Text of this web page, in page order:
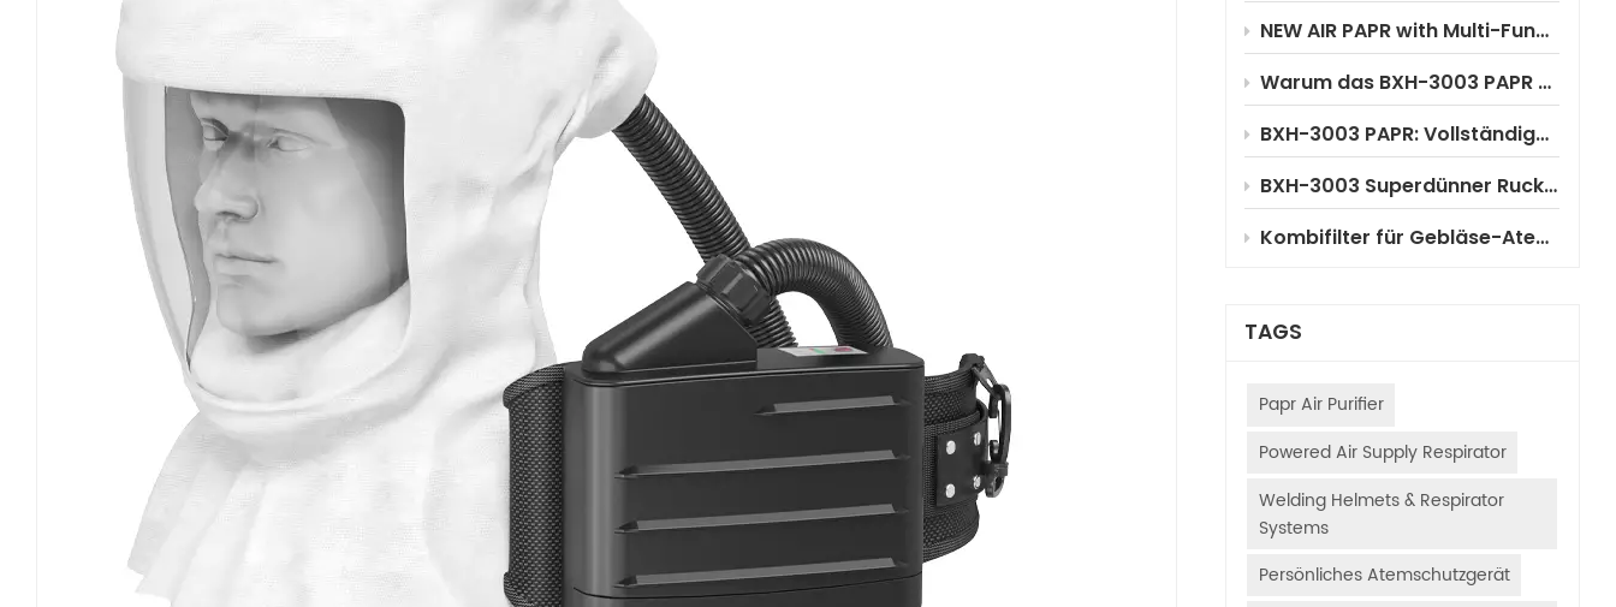
NEW AIR PAPR with Multi-Functional Flip-Up Welding Helmet
Warum das BXH-3003 PAPR erhebliche Kosteneinsparungen ermöglicht
BXH-3003 PAPR: Vollständige Anwendungsszenarioanalyse
BXH-3003 Superdünner Rucksack-PAPR
Kombifilter für Gebläse-Atemschutzgeräte (PAPR) für die Fahrzeuglackierung: Auswahl, Funktionsprinzipien und Anwendungsleitfaden
TAGS
Papr Air Purifier
Powered Air Supply Respirator
Welding Helmets & Respirator
Systems
Persönliches Atemschutzgerät